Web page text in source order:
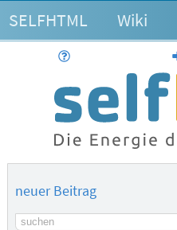
SELFHTML Wiki
neuer Beitrag
Suchbegriff